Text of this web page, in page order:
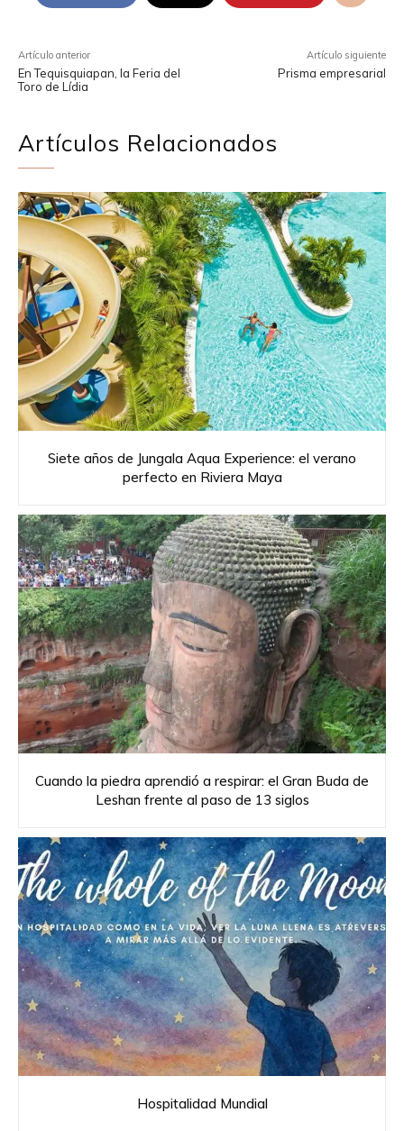
Artículo anterior
En Tequisquiapan, la Feria del
Toro de Lídia
Artículo siguiente
Prisma empresarial
Artículos Relacionados
Siete años de Jungala Aqua Experience: el verano
perfecto en Riviera Maya
Cuando la piedra aprendió a respirar: el Gran Buda de
Leshan frente al paso de 13 siglos
Hospitalidad Mundial